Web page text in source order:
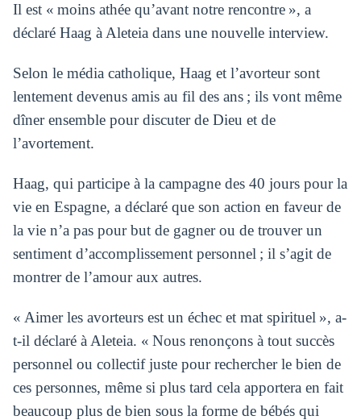
Il est « moins athée qu’avant notre rencontre », a
déclaré Haag à Aleteia dans une nouvelle interview.
Selon le média catholique, Haag et l’avorteur sont
lentement devenus amis au fil des ans ; ils vont même
dîner ensemble pour discuter de Dieu et de
l’avortement.
Haag, qui participe à la campagne des 40 jours pour la
vie en Espagne, a déclaré que son action en faveur de
la vie n’a pas pour but de gagner ou de trouver un
sentiment d’accomplissement personnel ; il s’agit de
montrer de l’amour aux autres.
« Aimer les avorteurs est un échec et mat spirituel », a-
t-il déclaré à Aleteia. « Nous renonçons à tout succès
personnel ou collectif juste pour rechercher le bien de
ces personnes, même si plus tard cela apportera en fait
beaucoup plus de bien sous la forme de bébés qui